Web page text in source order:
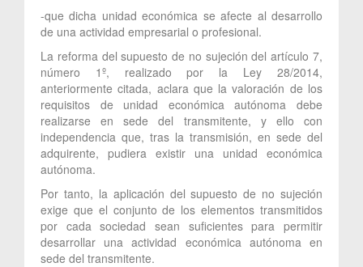
-que dicha unidad económica se afecte al desarrollo
de una actividad empresarial o profesional.
La reforma del supuesto de no sujeción del artículo 7,
número 1º, realizado por la Ley 28/2014,
anteriormente citada, aclara que la valoración de los
requisitos de unidad económica autónoma debe
realizarse en sede del transmitente, y ello con
independencia que, tras la transmisión, en sede del
adquirente, pudiera existir una unidad económica
autónoma.
Por tanto, la aplicación del supuesto de no sujeción
exige que el conjunto de los elementos transmitidos
por cada sociedad sean suficientes para permitir
desarrollar una actividad económica autónoma en
sede del transmitente.